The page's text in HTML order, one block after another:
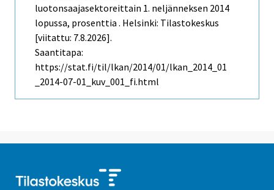
luotonsaajasektoreittain 1. neljänneksen 2014
lopussa, prosenttia . Helsinki: Tilastokeskus
[viitattu: 7.8.2026].
Saantitapa:
https://stat.fi/til/lkan/2014/01/lkan_2014_01
_2014-07-01_kuv_001_fi.html